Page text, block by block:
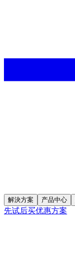
解決方案 产品中心
先试后买优惠方案